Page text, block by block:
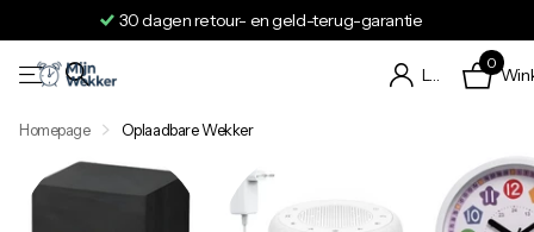
Verzending binnen 24 tot 48 uur
0
Homepage Oplaadbare Wekker